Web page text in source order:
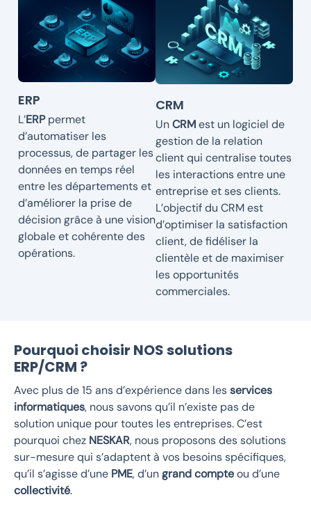
ERP
L’ERPpermet
d’automatiser les
processus, de partager les
données en temps réel
entre les départements et
d’améliorer la prise de
décision grâce à une vision
globale et cohérente des
opérations.
CRM
UnCRMest un logiciel de
gestion de la relation
client qui centralise toutes
les interactions entre une
entreprise et ses clients.
L’objectif du CRM est
d’optimiser la satisfaction
client, de fidéliser la
clientèle et de maximiser
les opportunités
commerciales.
Pourquoi choisir NOS solutions
ERP/CRM ?
Avec plus de 15 ans d’expérience dans lesservices
informatiques, nous savons qu’il n’existe pas de
solution unique pour toutes les entreprises. C’est
pourquoi chez NESKAR, nous proposons des solutions
sur-mesure qui s’adaptent à vos besoins spécifiques,
qu’il s’agisse d’une PME, d’ungrand compteou d’une
collectivité.